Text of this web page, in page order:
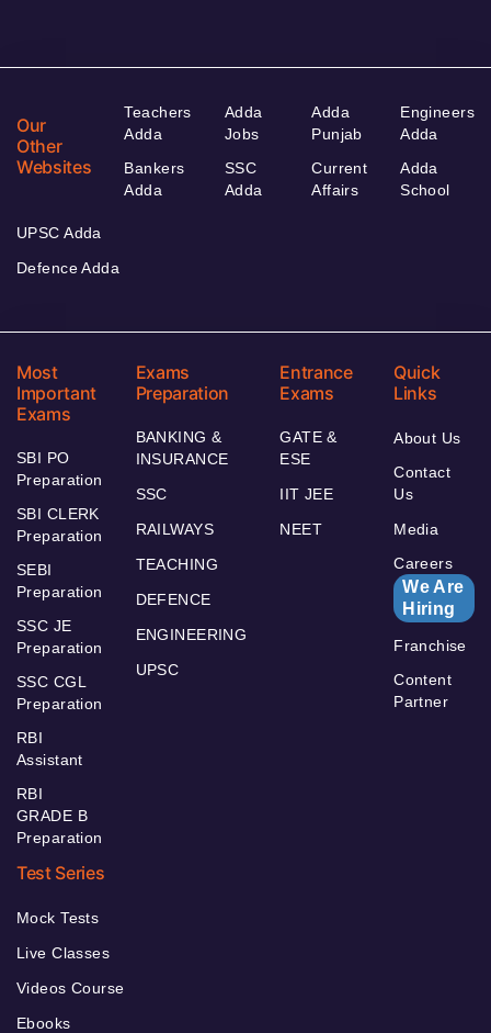
Our
Other
Websites
Teachers
Adda
Bankers
Adda
Adda
Jobs
SSC
Adda
Adda
Punjab
Current
Affairs
Engineers
Adda
Adda
School
UPSC Adda
Defence Adda
Most
Important
Exams
SBI PO
Preparation
SBI CLERK
Preparation
SEBI
Preparation
SSC JE
Preparation
SSC CGL
Preparation
RBI
Assistant
RBI
GRADE B
Preparation
Exams
Preparation
BANKING &
INSURANCE
SSC
RAILWAYS
TEACHING
DEFENCE
ENGINEERING
UPSC
Entrance
Exams
GATE &
ESE
IIT JEE
NEET
Quick
Links
About Us
Contact
Us
Media
Careers
We Are
Hiring
Franchise
Content
Partner
Test Series
Mock Tests
Live Classes
Videos Course
Ebooks